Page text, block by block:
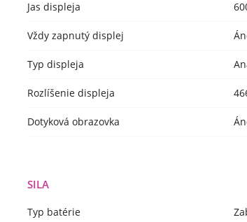
Jas displeja
Vždy zapnutý displej
Typ displeja
Rozlíšenie displeja
Dotyková obrazovka
SILA
Typ batérie